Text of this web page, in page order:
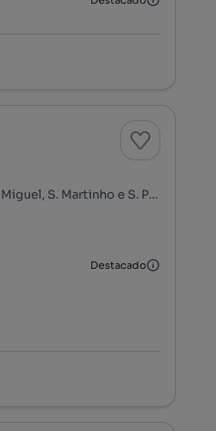
Centro de Sintra - Portela de Sintra, S. Maria, S. Miguel, S. Martinho e S. Pedro de Penaferrim, Sintra, Lisboa
Destacado